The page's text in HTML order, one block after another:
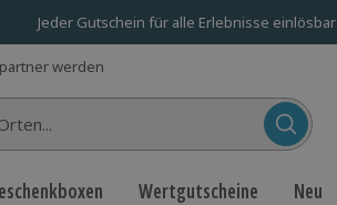
Jeder Gutschein für alle Erlebnisse einlösbar
werden
Wertgutscheine Neu